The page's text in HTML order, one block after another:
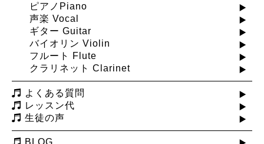
ピアノPiano
声楽 Vocal
ギター Guitar
バイオリン Violin
フルート Flute
クラリネット Clarinet
よくある質問
レッスン代
生徒の声